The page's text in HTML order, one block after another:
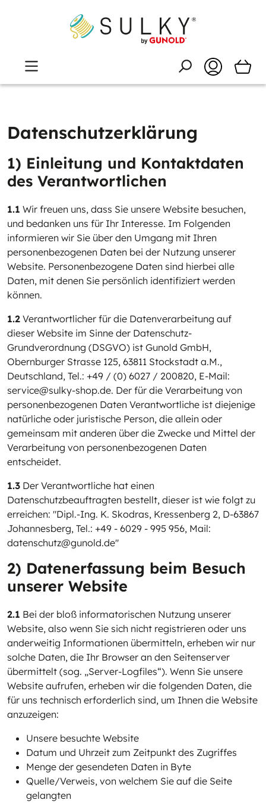
Datenschutzerklärung
1) Einleitung und Kontaktdaten
des Verantwortlichen
1.1 Wir freuen uns, dass Sie unsere Website besuchen,
und bedanken uns für Ihr Interesse. Im Folgenden
informieren wir Sie über den Umgang mit Ihren
personenbezogenen Daten bei der Nutzung unserer
Website. Personenbezogene Daten sind hierbei alle
Daten, mit denen Sie persönlich identifiziert werden
können.
1.2 Verantwortlicher für die Datenverarbeitung auf
dieser Website im Sinne der Datenschutz-
Grundverordnung (DSGVO) ist Gunold GmbH,
Obernburger Strasse 125, 63811 Stockstadt a.M.,
Deutschland, Tel.: +49 / (0) 6027 / 200820, E-Mail:
service@sulky-shop.de. Der für die Verarbeitung von
personenbezogenen Daten Verantwortliche ist diejenige
natürliche oder juristische Person, die allein oder
gemeinsam mit anderen über die Zwecke und Mittel der
Verarbeitung von personenbezogenen Daten
entscheidet.
1.3 Der Verantwortliche hat einen
Datenschutzbeauftragten bestellt, dieser ist wie folgt zu
erreichen: "Dipl.-Ing. K. Skodras, Kressenberg 2, D-63867
Johannesberg, Tel.: +49 - 6029 - 995 956, Mail:
datenschutz@gunold.de"
2) Datenerfassung beim Besuch
unserer Website
2.1 Bei der bloß informatorischen Nutzung unserer
Website, also wenn Sie sich nicht registrieren oder uns
anderweitig Informationen übermitteln, erheben wir nur
solche Daten, die Ihr Browser an den Seitenserver
übermittelt (sog. „Server-Logfiles“). Wenn Sie unsere
Website aufrufen, erheben wir die folgenden Daten, die
für uns technisch erforderlich sind, um Ihnen die Website
anzuzeigen:
Unsere besuchte Website
Datum und Uhrzeit zum Zeitpunkt des Zugriffes
Menge der gesendeten Daten in Byte
Quelle/Verweis, von welchem Sie auf die Seite
gelangten